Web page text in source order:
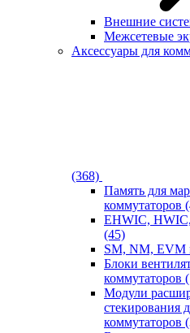
Внешние
Межсетевые
Аксессуары для
(368)
Память для
коммутаторов
EHWIC,
(45)
SM, NM, EVM
Блоки
коммутаторов
Модули
стекирования
коммутаторов